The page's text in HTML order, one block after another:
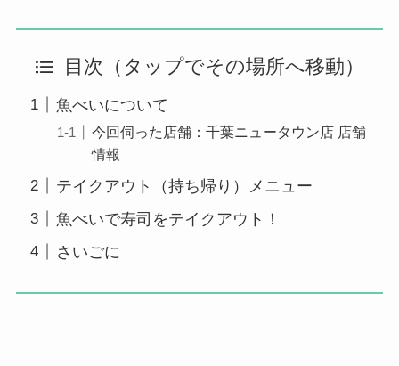
目次（タップでその場所へ移動）
魚べいについて
今回伺った店舗：千葉ニュータウン店 店舗
情報
テイクアウト（持ち帰り）メニュー
魚べいで寿司をテイクアウト！
さいごに